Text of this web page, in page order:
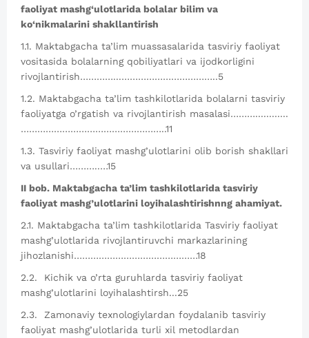
faoliyat mashg‘ulotlarida bolalar bilim va
ko‘nikmalarini shakllantirish
1.1. Maktabgacha ta’lim muassasalarida tasviriy faoliyat
vositasida bolalarning qobiliyatlari va ijodkorligini
rivojlantirish…………...……………………………..5
1.2. Maktabgacha ta’lim tashkilotlarida bolalarni tasviriy
faoliyatga o’rgatish va rivojlantirish masalasi………............
……………………………………………..11
1.3. Tasviriy faoliyat mashg’ulotlarini olib borish shakllari
va usullari………..…15
II bob. Maktabgacha ta’lim tashkilotlarida tasviriy
faoliyat mashg’ulotlarini loyihalashtirishnng ahamiyat.
2.1. Maktabgacha ta’lim tashkilotlarida Tasviriy faoliyat
mashg’ulotlarida rivojlantiruvchi markazlarining
jihozlanishi………………………………………18
2.2. Kichik va o’rta guruhlarda tasviriy faoliyat
mashg’ulotlarini loyihalashtirsh...25
2.3. Zamonaviy texnologiylardan foydalanib tasviriy
faoliyat mashg’ulotlarida turli xil metodlardan